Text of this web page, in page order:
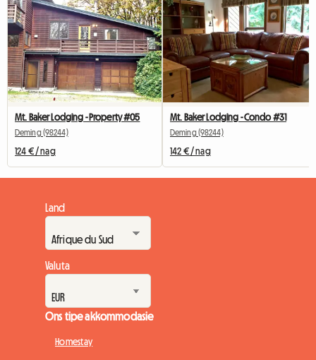
Mt. Baker Lodging - Property #05
Deming (98244)
124 € / nag
Mt. Baker Lodging - Condo #31
Deming (98244)
142 € / nag
Land
Valuta
Ons tipe akkommodasie
Homestay